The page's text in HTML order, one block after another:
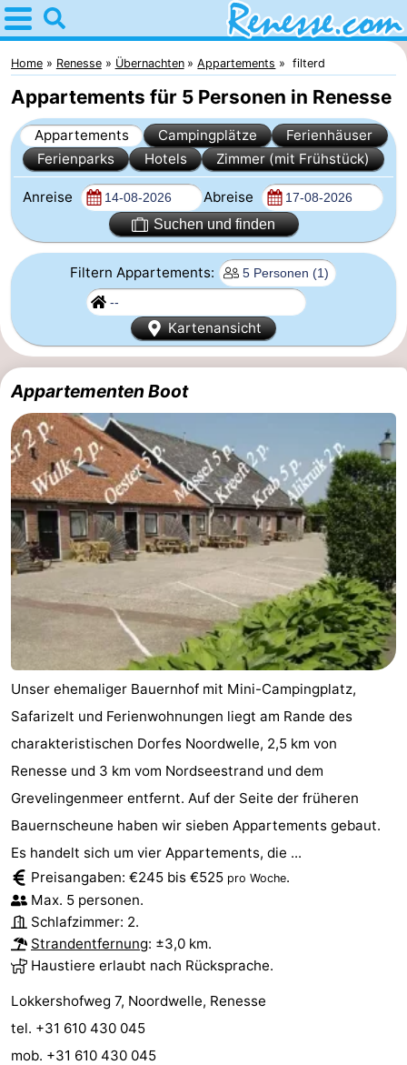
Home
Renesse
Tipps
Für
Übernachten
Appartements
-
Greve
Zeeuwse
Kust
Campingplätze
Ferienhäuser
-
Buitenheem
-
De
Oase
-
Duinoord
-
Ginsterveld
-
Julianahoeve
-
Livingstone
-
Port
-
Zélande
Resort
-
't
Hof
van
Haamstede
Schouwen
-
Schouwse
Valleien
-
Soeten
Haert
-
Wijde
-
Home Renesse Übernachten Appartements filterd
Appartements für 5 Personen in Renesse
Appartements Campingplätze
Ferienhäuser
Ferienparks
Hotels Zimmer (mit Frühstück)
Anreise Abreise
Suchen und finden
Filtern Appartements:
Kartenansicht
Appartementen Boot
Unser ehemaliger Bauernhof mit Mini-Campingplatz,
Safarizelt und Ferienwohnungen liegt am Rande des
charakteristischen Dorfes Noordwelle, 2,5 km von
Renesse und 3 km vom Nordseestrand und dem
Grevelingenmeer entfernt. Auf der Seite der früheren
Bauernscheune haben wir sieben Appartements gebaut.
Es handelt sich um vier Appartements, die ...
Preisangaben: €245 bis €525 pro Woche.
Max. 5 personen.
Schlafzimmer: 2.
Strandentfernung: ±3,0 km.
Haustiere erlaubt nach Rücksprache.
Lokkershofweg 7, Noordwelle, Renesse
tel. +31 610 430 045
mob. +31 610 430 045